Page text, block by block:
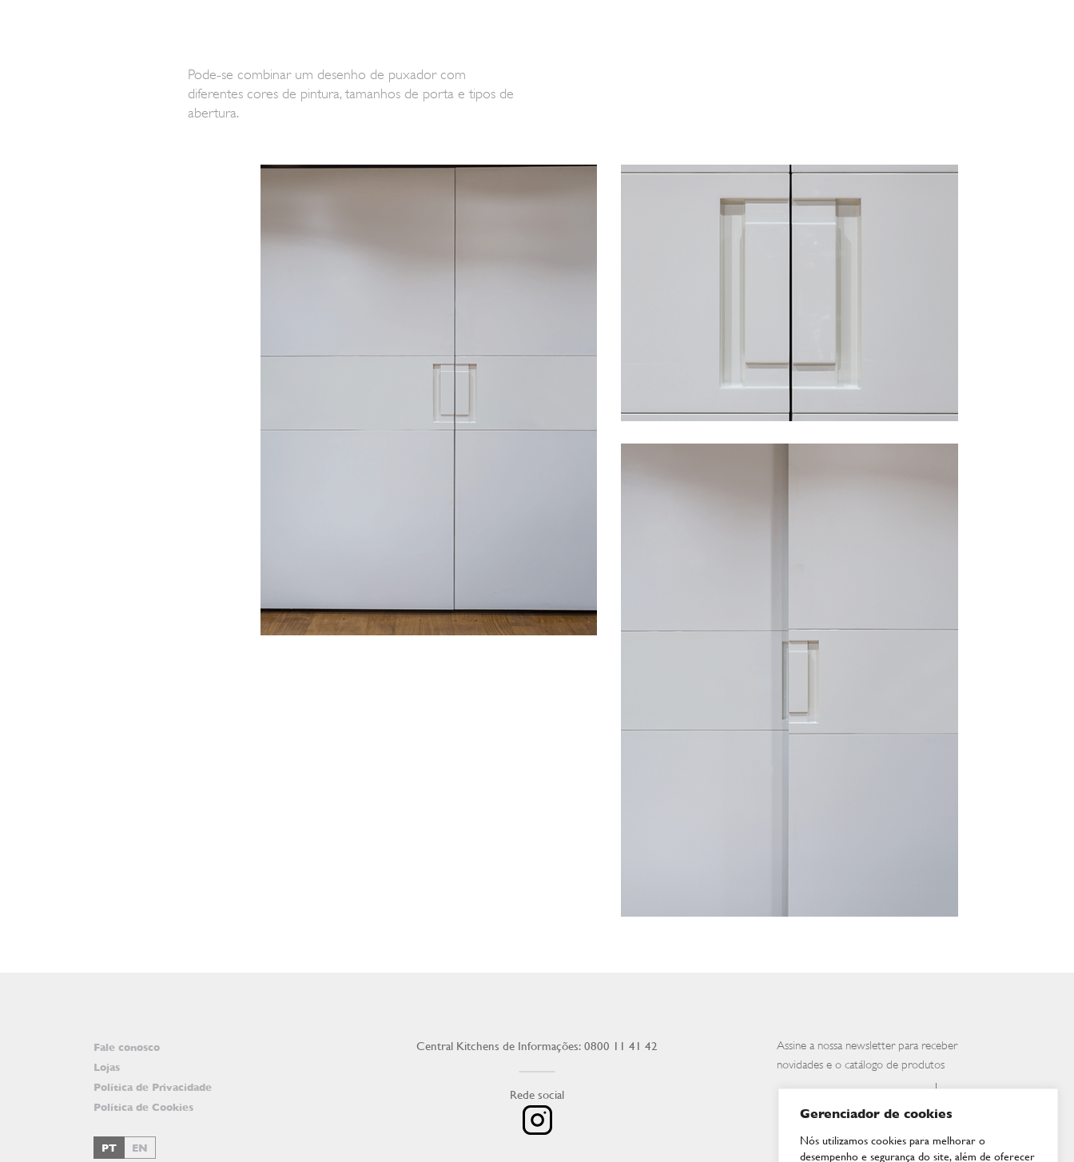
Gerenciador de cookies
Nós utilizamos cookies para melhorar o
desempenho e segurança do site, além de oferecer
Pode-se combinar um desenho de puxador com
diferentes cores de pintura, tamanhos de porta e tipos de
abertura.
Fale conosco
Lojas
Política de Privacidade
Política de Cookies
PT EN
Central Kitchens de Informações: 0800 11 41 42
Rede social
Assine a nossa newsletter para receber
novidades e o catálogo de produtos